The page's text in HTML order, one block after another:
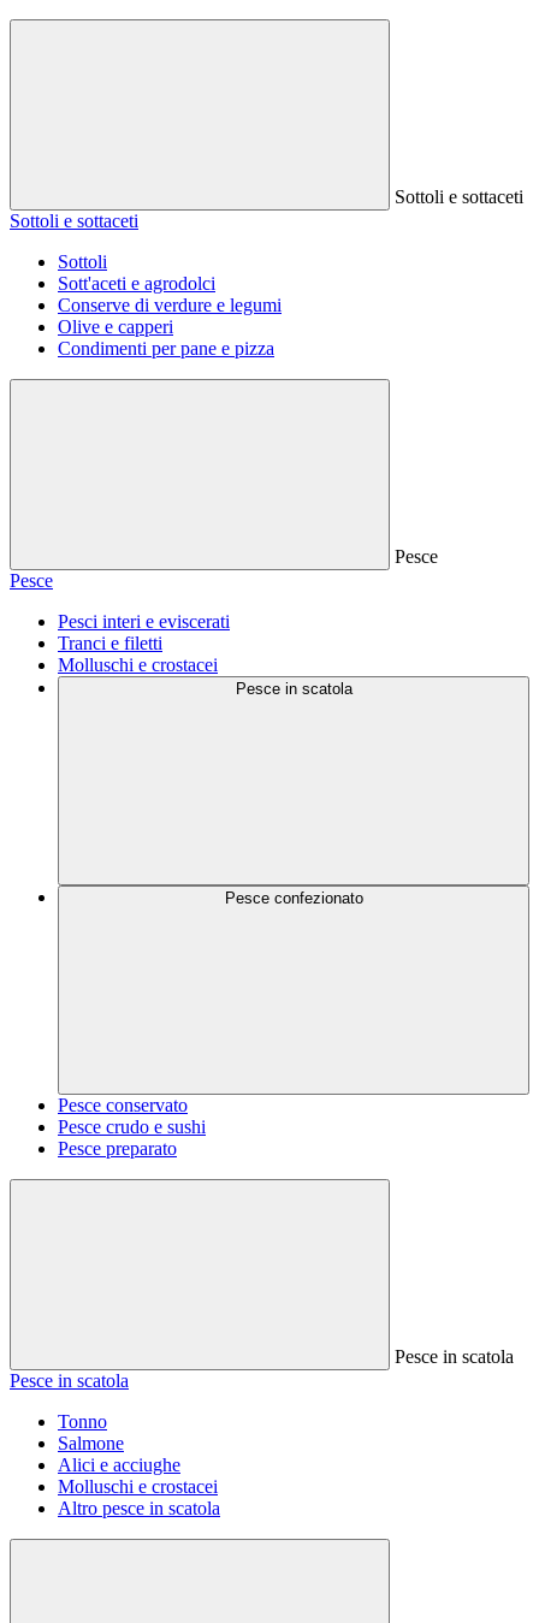
Sottoli e sottaceti
Sottoli e sottaceti
Sottoli
Sott'aceti e agrodolci
Conserve di verdure e legumi
Olive e capperi
Condimenti per pane e pizza
Pesce
Pesce
Pesci interi e eviscerati
Tranci e filetti
Molluschi e crostacei
Pesce in scatola
Pesce confezionato
Pesce conservato
Pesce crudo e sushi
Pesce preparato
Pesce in scatola
Pesce in scatola
Tonno
Salmone
Alici e acciughe
Molluschi e crostacei
Altro pesce in scatola